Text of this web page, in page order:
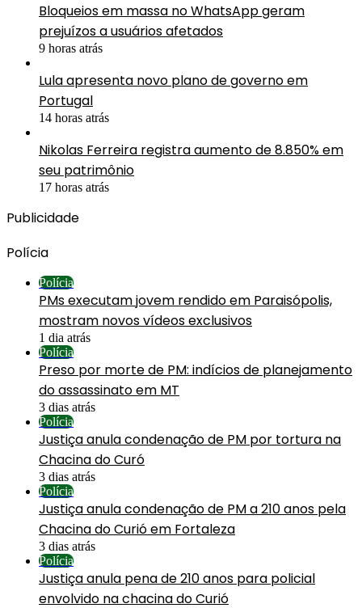
Bloqueios em massa no WhatsApp geram
prejuízos a usuários afetados
9 horas atrás
Lula apresenta novo plano de governo em
Portugal
14 horas atrás
Nikolas Ferreira registra aumento de 8.850% em
seu patrimônio
17 horas atrás
Publicidade
Polícia
Polícia
PMs executam jovem rendido em Paraisópolis,
mostram novos vídeos exclusivos
1 dia atrás
Polícia
Preso por morte de PM: indícios de planejamento
do assassinato em MT
3 dias atrás
Polícia
Justiça anula condenação de PM por tortura na
Chacina do Curó
3 dias atrás
Polícia
Justiça anula condenação de PM a 210 anos pela
Chacina do Curió em Fortaleza
3 dias atrás
Polícia
Justiça anula pena de 210 anos para policial
envolvido na chacina do Curió